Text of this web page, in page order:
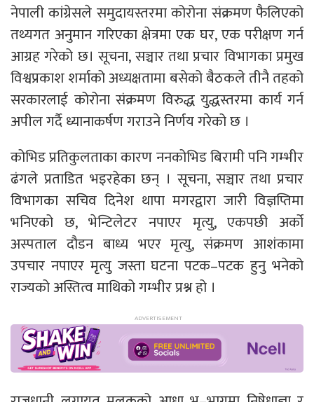
नेपाली कांग्रेसले समुदायस्तरमा कोरोना संक्रमण फैलिएको
तथ्यगत अनुमान गरिएका क्षेत्रमा एक घर, एक परीक्षण गर्न
आग्रह गरेको छ। सूचना, सञ्चार तथा प्रचार विभागका प्रमुख
विश्वप्रकाश शर्माको अध्यक्षतामा बसेको बैठकले तीनै तहको
सरकारलाई कोरोना संक्रमण विरुद्ध युद्धस्तरमा कार्य गर्न
अपील गर्दै ध्यानाकर्षण गराउने निर्णय गरेको छ ।
कोभिड प्रतिकुलताका कारण ननकोभिड बिरामी पनि गम्भीर
ढंगले प्रताडित भइरहेका छन् । सूचना, सञ्चार तथा प्रचार
विभागका सचिव दिनेश थापा मगरद्वारा जारी विज्ञप्तिमा
भनिएको छ, भेन्टिलेटर नपाएर मृत्यु, एकपछी अर्को
अस्पताल दौडन बाध्य भएर मृत्यु, संक्रमण आशंकामा
उपचार नपाएर मृत्यु जस्ता घटना पटक–पटक हुनु भनेको
राज्यको अस्तित्व माथिको गम्भीर प्रश्न हो ।